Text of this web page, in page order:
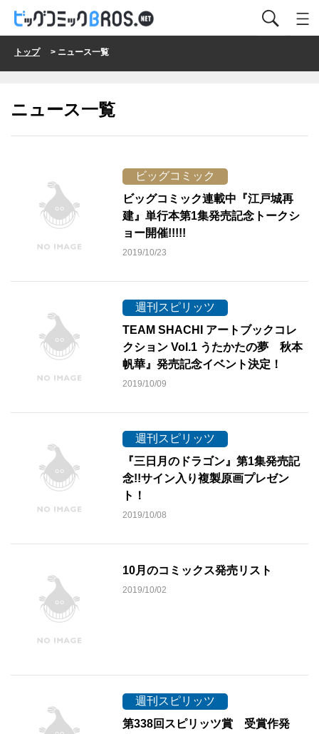
トップ> ニュース一覧
ニュース一覧
ビッグコミック
ビッグコミック連載中『江戸城再
建』単行本第1集発売記念トークシ
ョー開催!!!!!
2019/10/23
週刊スピリッツ
TEAM SHACHI アートブックコレ
クション Vol.1 うたかたの夢 秋本
帆華』発売記念イベント決定！
2019/10/09
週刊スピリッツ
『三日月のドラゴン』第1集発売記
念!!サイン入り複製原画プレゼン
ト！
2019/10/08
10月のコミックス発売リスト
2019/10/02
週刊スピリッツ
第338回スピリッツ賞 受賞作発